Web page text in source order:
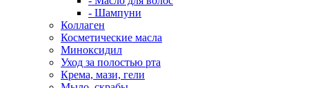
- Шампуни
Коллаген
Косметические масла
Миноксидил
Уход за полостью рта
Крема, мази, гели